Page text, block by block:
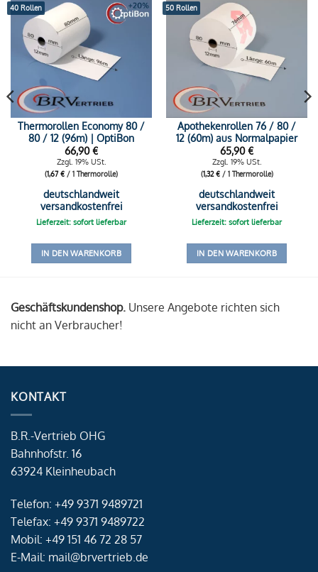
40 Rollen
Thermorollen Economy 80 /
80 / 12 (96m) | OptiBon
66,90€
Zzgl. 19% USt.
(1,67€ / 1 Thermorolle)
deutschlandweit
versandkostenfrei
Lieferzeit: sofort lieferbar
IN DEN WARENKORB
50 Rollen
Apothekenrollen 76 / 80 /
12 (60m) aus Normalpapier
65,90€
Zzgl. 19% USt.
(1,32€/ 1 Thermorolle)
deutschlandweit
versandkostenfrei
Lieferzeit: sofort lieferbar
IN DEN WARENKORB
Geschäftskundenshop. Unsere Angebote richten sich
nicht an Verbraucher!
KONTAKT
B.R.-Vertrieb OHG
Bahnhofstr. 16
63924 Kleinheubach
Telefon: +49 9371 9489721
Telefax: +49 9371 9489722
Mobil: +49 151 46 72 28 57
E-Mail: mail@brvertrieb.de